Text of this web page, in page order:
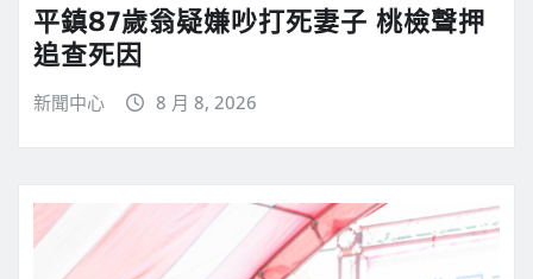
平鎮87歲翁疑嫌吵打死妻子 桃檢聲押
追查死因
新聞中心 8 月 8, 2026